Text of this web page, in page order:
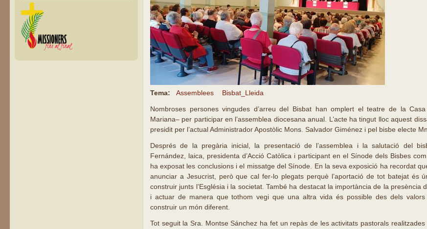
Tema: Assemblees Bisbat_Lleida
Nombroses persones vingudes d’arreu del Bisbat han omplert el teatre de la Casa
Mariana– per participar en l’assemblea diocesana anual. L’acte ha tingut lloc aquest
presidit per l’actual Administrador Apostòlic Mons. Salvador Giménez i pel bisbe electe
Després de la pregària inicial, la presentació de l’assemblea i la salutació del
Fernández, laica, presidenta d’Acció Catòlica i participant en el Sínode dels Bisbes
ha exposat les conclusions i el missatge del Sínode. En la seva exposició ha recordat
anunciar a Jesucrist, però que cal fer-lo plegats perquè l’aportació de tot batejat és
construir junts l’Església i la societat. També ha destacat la importància de la presència
i actuar de manera que tothom vegi que una altra vida és possible des dels valors
construir un món diferent.
Tot seguit la Sra. Montse Sánchez ha fet un repàs de les activitats pastorals